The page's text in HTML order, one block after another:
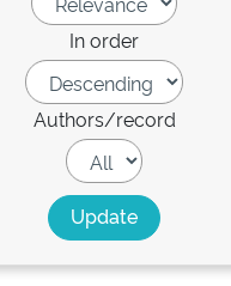
In order
Authors/record